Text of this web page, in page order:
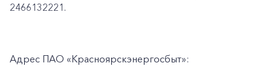
2466132221.
Адрес ПАО «Красноярскэнергосбыт»: